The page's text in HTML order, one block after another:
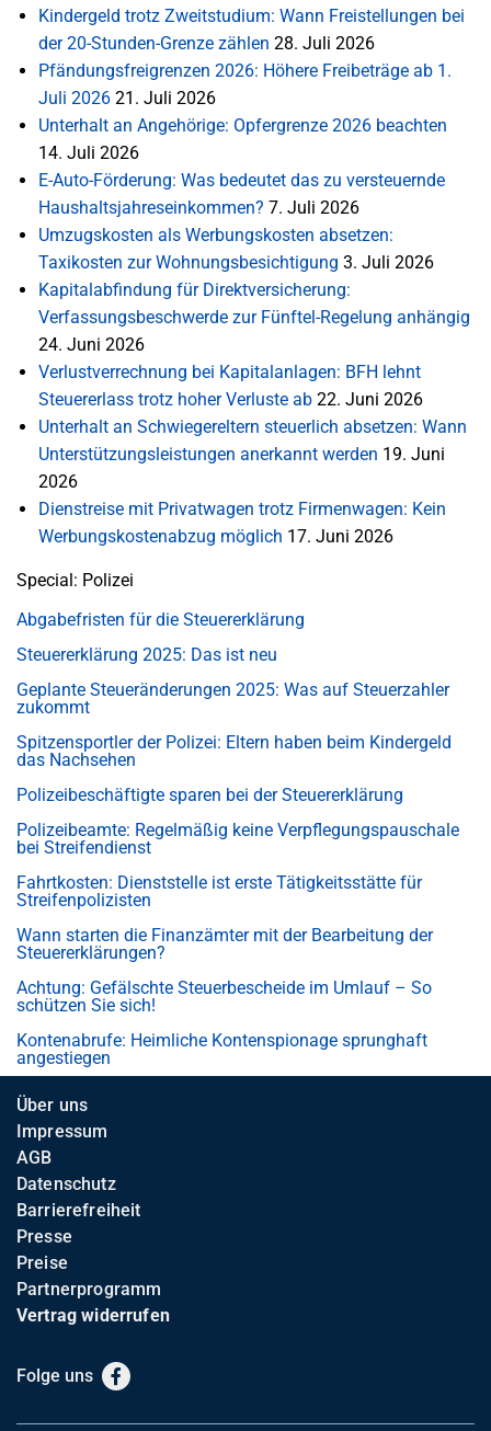
Kindergeld trotz Zweitstudium: Wann Freistellungen bei
der 20-Stunden-Grenze zählen 28. Juli 2026
Pfändungsfreigrenzen 2026: Höhere Freibeträge ab 1.
Juli 2026 21. Juli 2026
Unterhalt an Angehörige: Opfergrenze 2026 beachten
14. Juli 2026
E-Auto-Förderung: Was bedeutet das zu versteuernde
Haushaltsjahreseinkommen? 7. Juli 2026
Umzugskosten als Werbungskosten absetzen:
Taxikosten zur Wohnungsbesichtigung 3. Juli 2026
Kapitalabfindung für Direktversicherung:
Verfassungsbeschwerde zur Fünftel-Regelung anhängig
24. Juni 2026
Verlustverrechnung bei Kapitalanlagen: BFH lehnt
Steuererlass trotz hoher Verluste ab 22. Juni 2026
Unterhalt an Schwiegereltern steuerlich absetzen: Wann
Unterstützungsleistungen anerkannt werden 19. Juni
2026
Dienstreise mit Privatwagen trotz Firmenwagen: Kein
Werbungskostenabzug möglich 17. Juni 2026
Special: Polizei
Abgabefristen für die Steuererklärung
Steuererklärung 2025: Das ist neu
Geplante Steueränderungen 2025: Was auf Steuerzahler
zukommt
Spitzensportler der Polizei: Eltern haben beim Kindergeld
das Nachsehen
Polizeibeschäftigte sparen bei der Steuererklärung
Polizeibeamte: Regelmäßig keine Verpflegungspauschale
bei Streifendienst
Fahrtkosten: Dienststelle ist erste Tätigkeitsstätte für
Streifenpolizisten
Wann starten die Finanzämter mit der Bearbeitung der
Steuererklärungen?
Achtung: Gefälschte Steuerbescheide im Umlauf – So
schützen Sie sich!
Kontenabrufe: Heimliche Kontenspionage sprunghaft
angestiegen
Über uns
Impressum
AGB
Datenschutz
Barrierefreiheit
Presse
Preise
Partnerprogramm
Vertrag widerrufen
Folge uns Facebook